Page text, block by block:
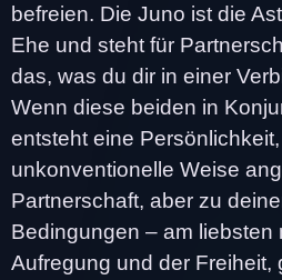
befreien. Die Juno ist die
Ehe und steht für
das, was du dir in einer
Wenn diese beiden in
entsteht eine
unkonventionelle Weise
Partnerschaft, aber zu
Bedingungen – am liebsten
Aufregung und der Freiheit,